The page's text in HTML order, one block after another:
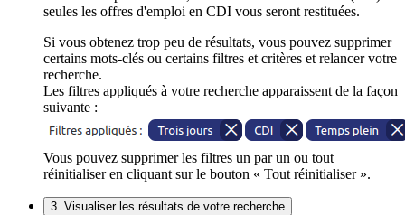
seules les offres d'emploi en CDI vous seront restituées.
Si vous obtenez trop peu de résultats, vous pouvez supprimer
certains mots-clés ou certains filtres et critères et relancer votre
recherche.
Les filtres appliqués à votre recherche apparaissent de la façon
suivante :
Vous pouvez supprimer les filtres un par un ou tout
réinitialiser en cliquant sur le bouton « Tout réinitialiser ».
3. Visualiser les résultats de votre recherche